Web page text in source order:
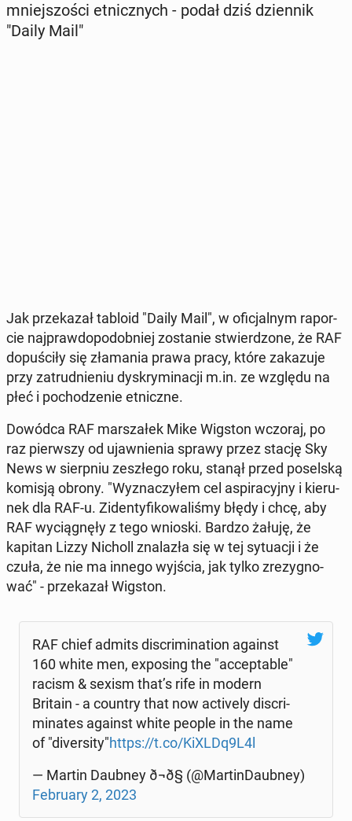
mniej­szo­ści et­nicz­nych - podał dziś dzien­nik
"Daily Mail"
Jak prze­ka­zał tabloid "Daily Mail", w ofi­cjal­nym ra­por­
cie naj­praw­do­po­dob­niej zo­sta­nie stwier­dzo­ne, że RAF
do­pu­ści­ły się zła­ma­nia prawa pracy, które za­ka­zu­je
przy za­trud­nie­niu dys­kry­mi­na­cji m.in. ze względu na
płeć i po­cho­dze­nie et­nicz­ne.
Dowódca RAF mar­sza­łek Mike Wigston wczoraj, po
raz pierw­szy od ujaw­nie­nia sprawy przez stację Sky
News w sierp­niu ze­szłe­go roku, stanął przed po­sel­ską
komisją obrony. "Wy­zna­czy­łem cel aspi­ra­cyj­ny i kie­ru­
nek dla RAF-u. Zi­den­ty­fi­ko­wa­li­śmy błędy i chcę, aby
RAF wy­cią­gnę­ły z tego wnioski. Bardzo żałuję, że
kapitan Lizzy Nicholl zna­la­zła się w tej sy­tu­acji i że
czuła, że nie ma innego wyjścia, jak tylko zre­zy­gno­
wać" - prze­ka­zał Wigston.
RAF chief admits di­scri­mi­na­tion against
160 white men, expo­sing the "ac­cep­ta­ble"
racism & sexism that’s rife in modern
Britain - a country that now ac­ti­ve­ly di­scri­
mi­na­tes against white people in the name
of "di­ver­si­ty"https://t.co/KiXLDq9L4l
— Martin Daubney ð¬ð§ (@Mar­tin­Daub­ney)
Fe­bru­ary 2, 2023